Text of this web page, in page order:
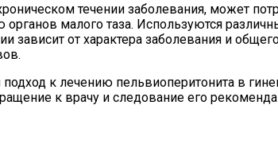
течении заболевания, может
малого таза. Используются
от характера заболевания и
к лечению пельвиоперитонита в
к врачу и следование его